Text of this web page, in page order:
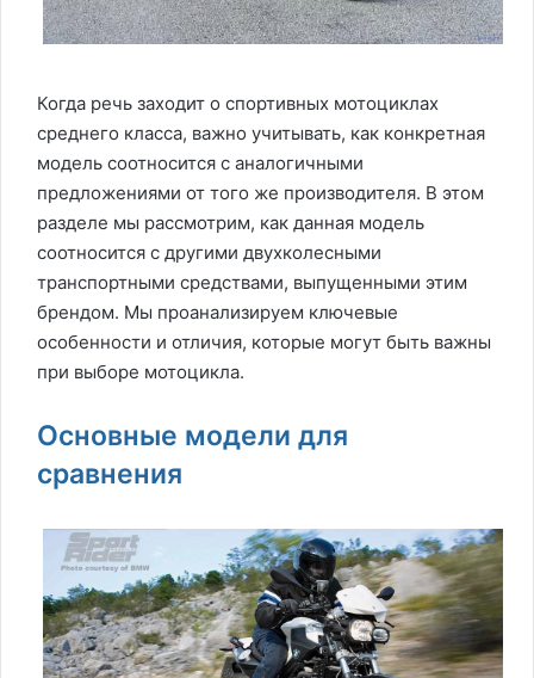
Когда речь заходит о спортивных мотоциклах
среднего класса, важно учитывать, как конкретная
модель соотносится с аналогичными
предложениями от того же производителя. В этом
разделе мы рассмотрим, как данная модель
соотносится с другими двухколесными
транспортными средствами, выпущенными этим
брендом. Мы проанализируем ключевые
особенности и отличия, которые могут быть важны
при выборе мотоцикла.
Основные модели для
сравнения